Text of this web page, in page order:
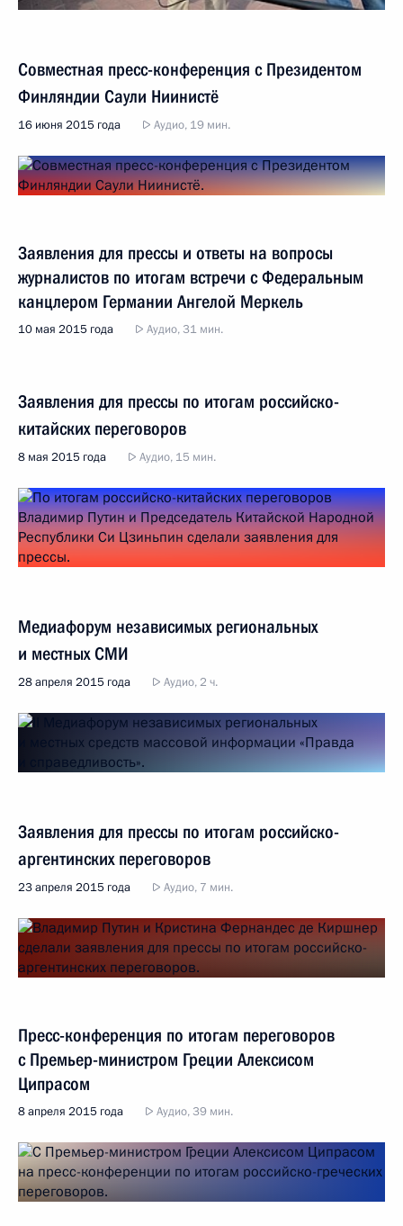
Совместная пресс-конференция с Президентом
Финляндии Саули Ниинистё
16 июня 2015 года Аудио, 19 мин.
Заявления для прессы и ответы на вопросы
журналистов по итогам встречи с Федеральным
канцлером Германии Ангелой Меркель
10 мая 2015 года Аудио, 31 мин.
Заявления для прессы по итогам российско-
китайских переговоров
8 мая 2015 года Аудио, 15 мин.
Медиафорум независимых региональных
и местных СМИ
28 апреля 2015 года Аудио, 2 ч.
Заявления для прессы по итогам российско-
аргентинских переговоров
23 апреля 2015 года Аудио, 7 мин.
Пресс-конференция по итогам переговоров
с Премьер-министром Греции Алексисом
Ципрасом
8 апреля 2015 года Аудио, 39 мин.